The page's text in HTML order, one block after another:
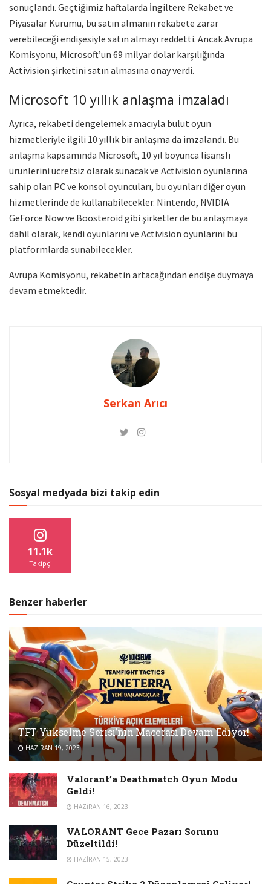
sonuçlandı. Geçtiğimiz haftalarda İngiltere Rekabet ve
Piyasalar Kurumu, bu satın almanın rekabete zarar
verebileceği endişesiyle satın almayı reddetti. Ancak Avrupa
Komisyonu, Microsoft’un 69 milyar dolar karşılığında
Activision şirketini satın almasına onay verdi.
Microsoft 10 yıllık anlaşma imzaladı
Ayrıca, rekabeti dengelemek amacıyla bulut oyun
hizmetleriyle ilgili 10 yıllık bir anlaşma da imzalandı. Bu
anlaşma kapsamında Microsoft, 10 yıl boyunca lisanslı
ürünlerini ücretsiz olarak sunacak ve Activision oyunlarına
sahip olan PC ve konsol oyuncuları, bu oyunları diğer oyun
hizmetlerinde de kullanabilecekler. Nintendo, NVIDIA
GeForce Now ve Boosteroid gibi şirketler de bu anlaşmaya
dahil olarak, kendi oyunlarını ve Activision oyunlarını bu
platformlarda sunabilecekler.
Avrupa Komisyonu, rekabetin artacağından endişe duymaya
devam etmektedir.
Serkan Arıcı
Sosyal medyada bizi takip edin
11.1k
Takipçi
Benzer haberler
TFT Yükselme Serisi’nin Macerası Devam Ediyor!
HAZIRAN 19, 2023
Valorant’a Deathmatch Oyun Modu
Geldi!
HAZIRAN 16, 2023
VALORANT Gece Pazarı Sorunu
Düzeltildi!
HAZIRAN 15, 2023